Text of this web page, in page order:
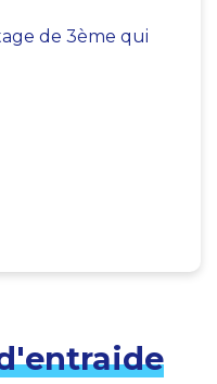
de 3ème qui